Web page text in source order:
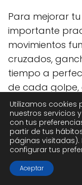
Para mejorar
importante
movimientos
cruzados,
tiempo a
de cada
una postura
correctamente
generar
Además de los
anteriormente,
Utilizamos cookies
nuestros servicios
con tus
partir de tus
páginas
configurar tus
Aceptar